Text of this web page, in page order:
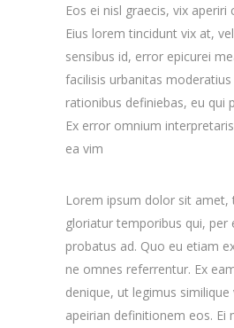
Eos ei nisl graecis, vix aperiri
Eius lorem tincidunt vix at,
sensibus id, error epicurei
facilisis urbanitas moderatius
rationibus definiebas, eu qui
Ex error omnium
ea vim
Lorem ipsum dolor sit amet,
gloriatur temporibus qui, per
probatus ad. Quo eu etiam
ne omnes referrentur. Ex
denique, ut legimus
apeirian definitionem eos. Ei